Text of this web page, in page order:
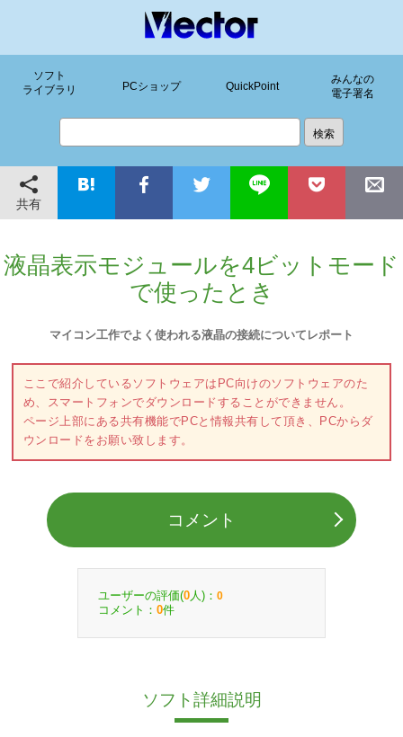
ソフト
ライブラリ
PCショップ QuickPoint
みんなの
電子署名
共有
液晶表示モジュールを4ビットモード
で使ったとき
マイコン工作でよく使われる液晶の接続についてレポート
ここで紹介しているソフトウェアはPC向けのソフトウェアのた
め、スマートフォンでダウンロードすることができません。
ページ上部にある共有機能でPCと情報共有して頂き、PCからダ
ウンロードをお願い致します。
コメント
ユーザーの評価(0 人)： 0
コメント： 0件
ソフト詳細説明